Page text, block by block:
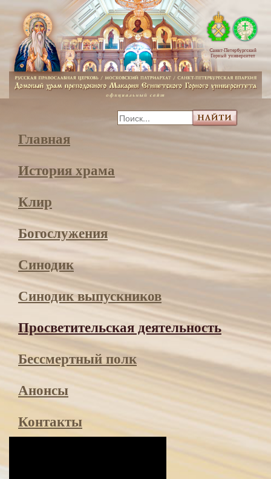
Главная
История храма
Клир
Богослужения
Синодик
Синодик выпускников
Просвети­тельская деятельность
Бессмертный полк
Анонсы
Контакты